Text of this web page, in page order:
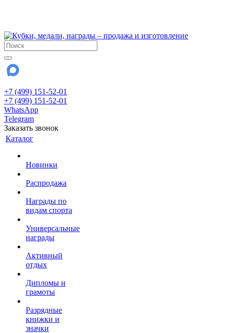
+7 (499) 151-52-01
+7 (499) 151-52-01
WhatsApp
Telegram
Заказать звонок
Каталог
Новинки
Распродажа
Награды по
видам спорта
Универсальные
награды
Активный
отдых
Дипломы и
грамоты
Разрядные
книжки и
значки